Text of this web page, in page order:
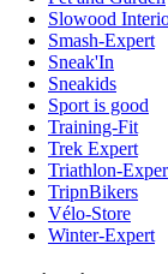
Slowood
Smash-Expert
Sneak'In
Sneakids
Sport is good
Training-Fit
Trek Expert
Triathlon-
TripnBikers
Vélo-Store
Winter-Expert